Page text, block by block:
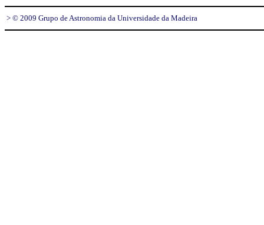
> © 2009 Grupo de Astronomia da Universidade da Madeira